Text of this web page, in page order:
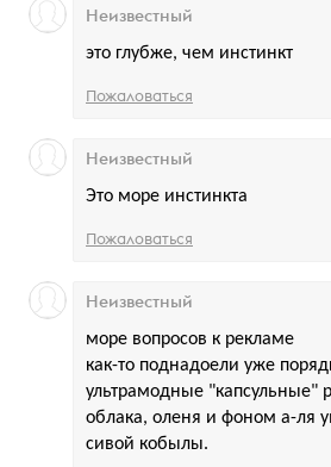
это глубже, чем инстинкт
Неизвестный
Пожаловаться
Это море инстинкта
Неизвестный
Пожаловаться
море вопросов к рекламе
как-то поднадоели уже
ультрамодные "капсульные"
облака, оленя и фоном а-ля
сивой кобылы.
Неизвестный